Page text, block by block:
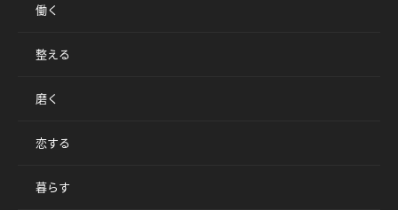
働く
整える
磨く
恋する
暮らす